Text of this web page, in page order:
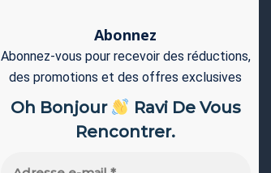
Abonnez
Abonnez-vous pour recevoir des réductions,
des promotions et des offres exclusives
Oh Bonjour
Ravi De Vous
Rencontrer.